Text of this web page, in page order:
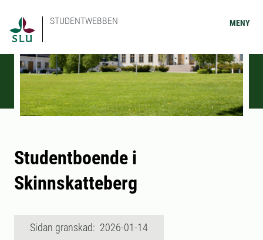
STUDENTWEBBEN MENY
Studentboende i
Skinnskatteberg
Sidan granskad: 2026-01-14